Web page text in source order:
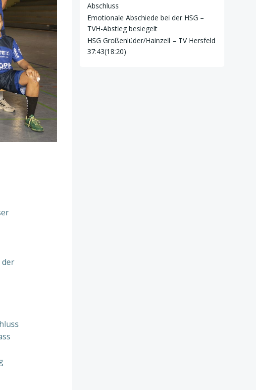
der
Abschluss
Emotionale Abschiede bei der HSG –
TVH-Abstieg besiegelt
HSG Großenlüder/Hainzell – TV Hersfeld
37:43(18:20)